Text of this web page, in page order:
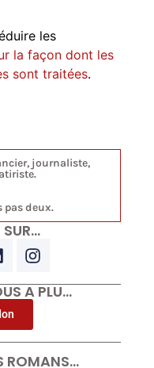
les
la façon dont les
sont traitées.
journaliste,
pas deux.
A PLU…
ROMANS…